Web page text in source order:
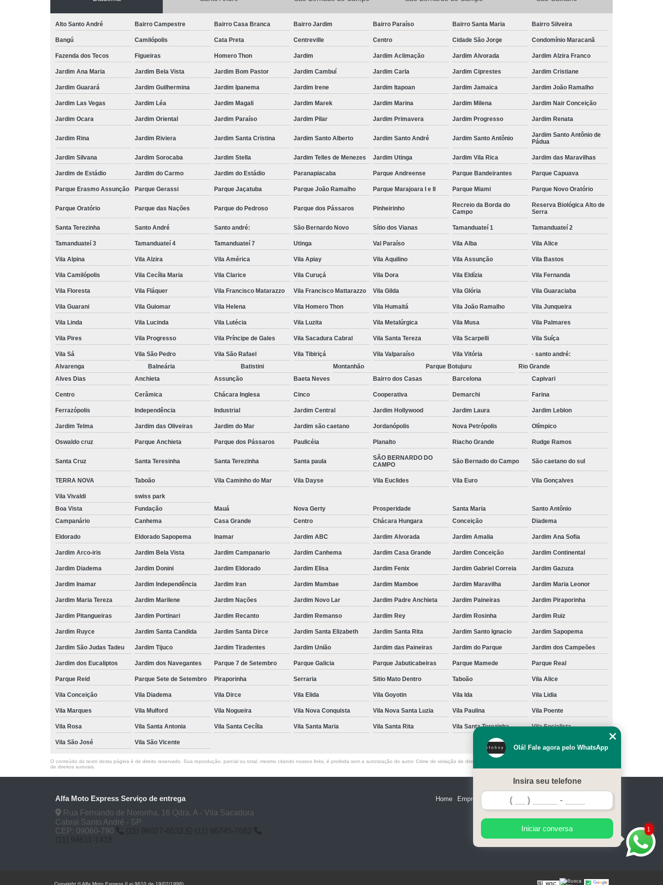
Alto Santo André Bairro Campestre Bairro Casa Branca Bairro Jardim Bairro Paraíso Bairro Santa Maria Bairro Silveira
Bangú Camilópolis Cata Preta Centreville Centro Cidade São Jorge Condomínio Maracanã
Fazenda dos Tecos Figueiras Homero Thon Jardim Jardim Aclimação Jardim Alvorada Jardim Alzira Franco
Jardim Ana Maria Jardim Bela Vista Jardim Bom Pastor Jardim Cambuí Jardim Carla Jardim Ciprestes Jardim Cristiane
Jardim Guarará Jardim Guilhermina Jardim Ipanema Jardim Irene Jardim Itapoan Jardim Jamaica Jardim João Ramalho
Jardim Las Vegas Jardim Léa Jardim Magali Jardim Marek Jardim Marina Jardim Milena Jardim Nair Conceição
Jardim Ocara Jardim Oriental Jardim Paraíso Jardim Pilar Jardim Primavera Jardim Progresso Jardim Renata
Jardim Rina Jardim Riviera Jardim Santa Cristina Jardim Santo Alberto Jardim Santo André Jardim Santo Antônio
Jardim Santo Antônio de
Pádua
Jardim Silvana Jardim Sorocaba Jardim Stella Jardim Telles de Menezes Jardim Utinga Jardim Vila Rica Jardim das Maravilhas
Jardim de Estádio Jardim do Carmo Jardim do Estádio Paranapiacaba Parque Andreense Parque Bandeirantes Parque Capuava
Parque Erasmo Assunção Parque Gerassi Parque Jaçatuba Parque João Ramalho Parque Marajoara I e II Parque Miami Parque Novo Oratório
Parque Oratório Parque das Nações Parque do Pedroso Parque dos Pássaros Pinheirinho
Recreio da Borda do
Campo
Reserva Biológica Alto de
Serra
Santa Terezinha Santo André Santo andré: São Bernardo Novo Sítio dos Vianas Tamanduateí 1 Tamanduateí 2
Tamanduateí 3 Tamanduateí 4 Tamanduateí 7 Utinga Val Paraíso Vila Alba Vila Alice
Vila Alpina Vila Alzira Vila América Vila Apiay Vila Aquilino Vila Assunção Vila Bastos
Vila Camilópolis Vila Cecília Maria Vila Clarice Vila Curuçá Vila Dora Vila Eldízia Vila Fernanda
Vila Floresta Vila Fláquer Vila Francisco Matarazzo Vila Francisco Mattarazzo Vila Gilda Vila Glória Vila Guaraciaba
Vila Guarani Vila Guiomar Vila Helena Vila Homero Thon Vila Humaitá Vila João Ramalho Vila Junqueira
Vila Linda Vila Lucinda Vila Lutécia Vila Luzita Vila Metalúrgica Vila Musa Vila Palmares
Vila Pires Vila Progresso Vila Príncipe de Gales Vila Sacadura Cabral Vila Santa Tereza Vila Scarpelli Vila Suíça
Vila Sá Vila São Pedro Vila São Rafael Vila Tibiriçá Vila Valparaíso Vila Vitória
· santo andré:
Alvarenga
Balneária Batistini Montanhão Parque Botujuru
Rio Grande
Alves Dias
Anchieta Assunção Baeta Neves Bairro dos Casas Barcelona Capivari
Centro Cerâmica Chácara Inglesa Cinco Cooperativa Demarchi Farina
Ferrazópolis Independência Industrial Jardim Central Jardim Hollywood Jardim Laura Jardim Leblon
Jardim Telma Jardim das Oliveiras Jardim do Mar Jardim são caetano Jordanópolis Nova Petrópolis Olímpico
Oswaldo cruz Parque Anchieta Parque dos Pássaros Paulicéia Planalto Riacho Grande Rudge Ramos
Santa Cruz Santa Teresinha Santa Terezinha Santa paula
SÃO BERNARDO DO
CAMPO
São Bernado do Campo São caetano do sul
TERRA NOVA Taboão Vila Caminho do Mar Vila Dayse Vila Euclides Vila Euro Vila Gonçalves
Vila Vivaldi
swiss park
Boa Vista
Fundação Mauá Nova Gerty Prosperidade Santa Maria
Santo Antônio
Campanário
Canhema Casa Grande Centro Chácara Hungara Conceição Diadema
Eldorado Eldorado Sapopema Inamar Jardim ABC Jardim Alvorada Jardim Amalia Jardim Ana Sofia
Jardim Arco-iris Jardim Bela Vista Jardim Campanario Jardim Canhema Jardim Casa Grande Jardim Conceição Jardim Continental
Jardim Diadema Jardim Donini Jardim Eldorado Jardim Elisa Jardim Fenix Jardim Gabriel Correia Jardim Gazuza
Jardim Inamar Jardim Independência Jardim Iran Jardim Mambae Jardim Mamboe Jardim Maravilha Jardim Maria Leonor
Jardim Maria Tereza Jardim Marilene Jardim Nações Jardim Novo Lar Jardim Padre Anchieta Jardim Paineiras Jardim Piraporinha
Jardim Pitangueiras Jardim Portinari Jardim Recanto Jardim Remanso Jardim Rey Jardim Rosinha Jardim Ruiz
Jardim Ruyce Jardim Santa Candida Jardim Santa Dirce Jardim Santa Elizabeth Jardim Santa Rita Jardim Santo Ignacio Jardim Sapopema
Jardim São Judas Tadeu Jardim Tijuco Jardim Tiradentes Jardim União Jardim das Paineiras Jardim do Parque Jardim dos Campeões
Jardim dos Eucaliptos Jardim dos Navegantes Parque 7 de Setembro Parque Galicia Parque Jabuticabeiras Parque Mamede Parque Real
Parque Reid Parque Sete de Setembro Piraporinha Serraria Sitio Mato Dentro Taboão Vila Alice
Vila Conceição Vila Diadema Vila Dirce Vila Elida Vila Goyotin Vila Ida Vila Lidia
Vila Marques Vila Mulford Vila Nogueira Vila Nova Conquista Vila Nova Santa Luzia Vila Paulina Vila Poente
Vila Rosa Vila Santa Antonia Vila Santa Cecília Vila Santa Maria Vila Santa Rita Vila Santa Terezinha Vila Socialista
Vila São José Vila São Vicente
O conteúdo do texto desta página é de direito reservado. Sua reprodução, parcial ou total, mesmo citando nossos links, é proibida sem a autorização do autor. Crime de violação de direito autoral – artigo 184 do Código Penal –
de direitos autorais
Alfa Moto Express Serviço de entrega
Rua Fernando de Noronha, 16 Qdra. A - Vila Sacadura
Cabral Santo André - SP
CEP: 09060-790
(11) 96027-6532
(11) 96745-7662
(11) 94611-1418
Home Empresa Serviços Contato
1
Olá! Fale agora pelo WhatsApp
Insira seu telefone
Iniciar conversa
Copyright © Alfa Moto Express (Lei 9610 de 19/02/1998) W3C